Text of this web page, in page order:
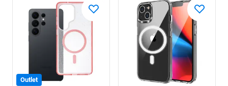
Outlet